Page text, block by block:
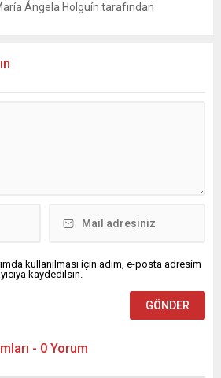
Ángela Holguín tarafından
döneminde hazırlanan Annan
Türkiye’nin...
kullanılması için adım, e-posta adresim
kaydedilsin.
- 0 Yorum